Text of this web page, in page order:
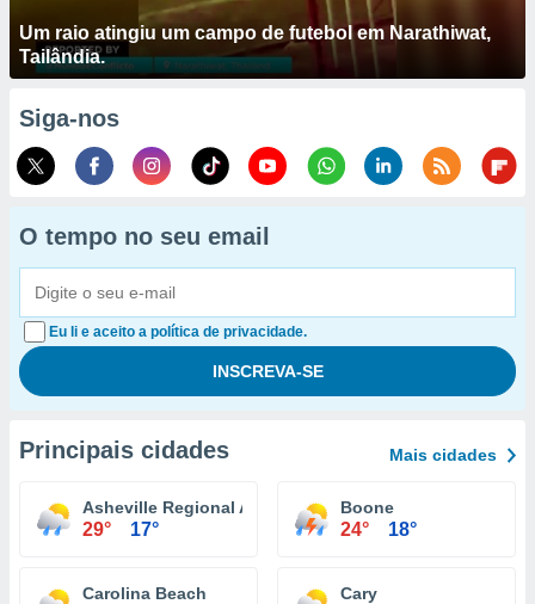
Um raio atingiu um campo de futebol em Narathiwat,
Tailândia.
Siga-nos
O tempo no seu email
Eu li e aceito a política de privacidade.
Principais cidades Mais cidades
Asheville Regional Airport
29° 17°
Boone
24° 18°
Carolina Beach Cary